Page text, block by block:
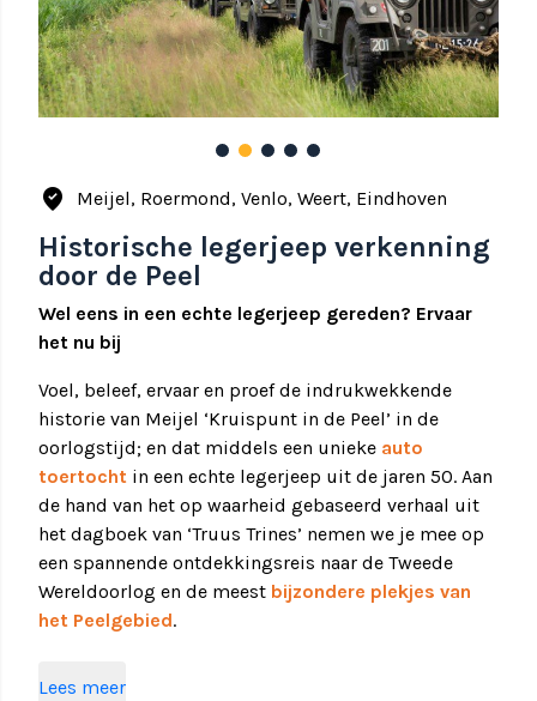
Historische legerjeep verkenning
door de Peel
Wel eens in een echte legerjeep gereden? Ervaar
het nu bij
Voel, beleef, ervaar en proef de indrukwekkende
historie van Meijel ‘Kruispunt in de Peel’ in de
oorlogstijd; en dat middels een unieke auto
toertocht in een echte legerjeep uit de jaren 50. Aan
de hand van het op waarheid gebaseerd verhaal uit
het dagboek van ‘Truus Trines’ nemen we je mee op
een spannende ontdekkingsreis naar de Tweede
Wereldoorlog en de meest bijzondere plekjes van
het Peelgebied.
Lees meer
where_to_vote Meijel, Roermond, Venlo, Weert, Eindhoven